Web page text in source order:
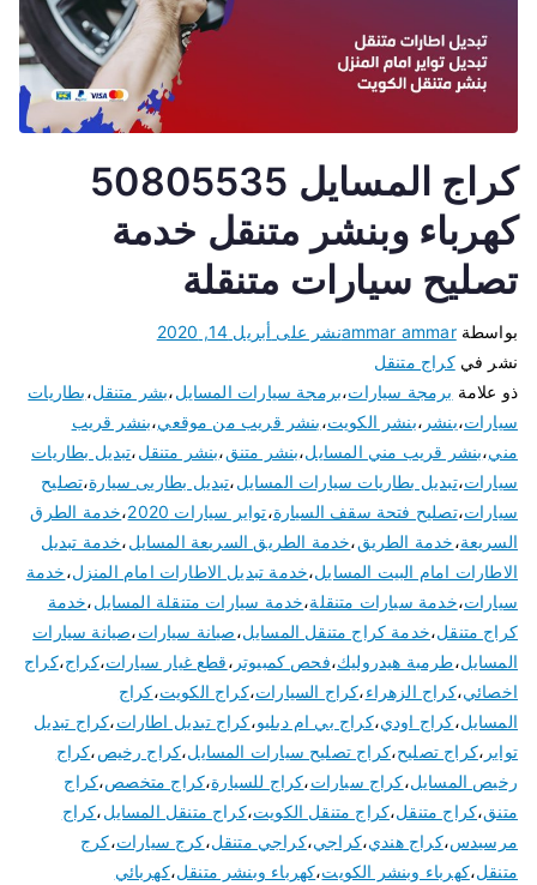
كراج المسايل 50805535
كهرباء وبنشر متنقل خدمة
تصليح سيارات متنقلة
بواسطةammar ammarنشر على أبريل 14, 2020
نشر فيكراج متنقل
ذو علامة برمجة سيارات،برمجة سيارات المسايل،بشر متنقل،بطاريات
سيارات،بنشر ،بنشر الكويت،بنشر قريب من موقعي،بنشر قريب
مني،بنشر قريب مني المسايل،بنشر متنق،بنشر متنقل،تبديل بطاريات
سيارات،تبديل بطاريات سيارات المسايل،تبديل بطاريى سيارة،تصليح
سيارات،تصليح فتحة سقف السيارة،تواير سيارات 2020 ،خدمة الطرق
السريعة،خدمة الطريق،خدمة الطريق السريعة المسايل،خدمة تبديل
الاطارات امام البيت المسايل،خدمة تبديل الاطارات امام المنزل،خدمة
سيارات،خدمة سيارات متنقلة،خدمة سيارات متنقلة المسايل،خدمة
كراج متنقل،خدمة كراج متنقل المسايل،صيانة سيارات،صيانة سيارات
المسايل،طرمبة هيدروليك،فحص كمبيوتر ،قطع غيار سيارات،كراج،كراج
اخصائي،كراج الزهراء،كراج السيارات،كراج الكويت،كراج
المسايل،كراج اودي،كراج بي ام دبليو،كراج تبديل اطارات،كراج تبديل
تواير ،كراج تصليح،كراج تصليح سيارات المسايل،كراج رخيص،كراج
رخيص المسايل،كراج سيارات،كراج للسيارة،كراج متخصص،كراج
متنق،كراج متنقل،كراج متنقل الكويت،كراج متنقل المسايل،كراج
مرسيدس،كراج هندي،كراجي،كراجي متنقل،كرج سيارات،كرج
متنقل،كهرباء وبنشر الكويت،كهرباء وبنشر متنقل،كهربائي